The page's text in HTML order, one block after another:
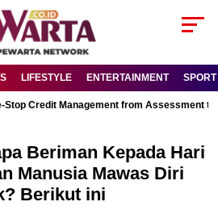
LIFESTYLE ENTERTAINMENT SPORT
Stop Credit Management from Assessment
Beriman Kepada Hari
Manusia Mawas Diri
Berikut ini